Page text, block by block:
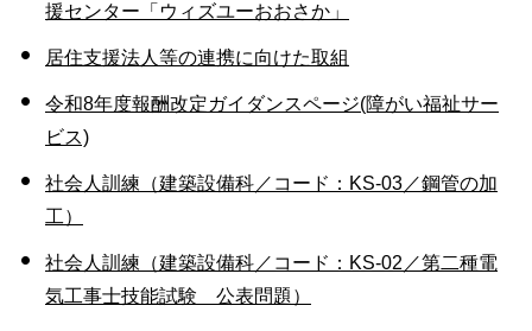
援センター「ウィズユーおおさか」
居住支援法人等の連携に向けた取組
令和8年度報酬改定ガイダンスページ(障がい福祉サー
ビス)
社会人訓練（建築設備科／コード：KS-03／鋼管の加
工）
社会人訓練（建築設備科／コード：KS-02／第二種電
気工事士技能試験 公表問題）